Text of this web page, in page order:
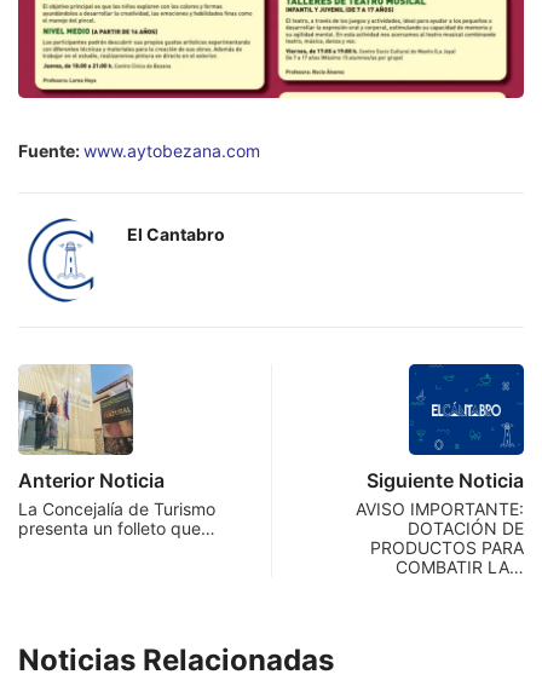
Fuente:www.aytobezana.com
El Cantabro
Anterior Noticia
La Concejalía de Turismo
presenta un folleto que…
Siguiente Noticia
AVISO IMPORTANTE:
DOTACIÓN DE
PRODUCTOS PARA
COMBATIR LA…
Noticias Relacionadas